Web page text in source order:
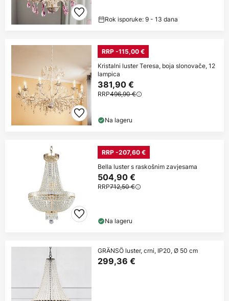
Rok isporuke: 9 - 13 dana
RRP -115,00 €
Kristalni luster Teresa, boja slonovače, 12
lampica
381,90 €
RRP496,90 €
Na lageru
RRP -207,60 €
Bella luster s raskošnim zavjesama
504,90 €
RRP712,50 €
Na lageru
GRÄNSÖ luster, crni, IP20, Ø 50 cm
299,36 €